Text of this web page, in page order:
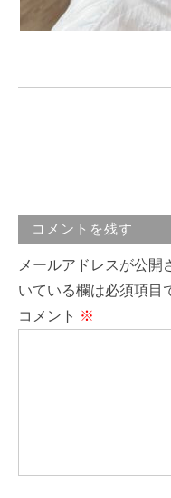
コメントを残す
メールアドレスが公開
いている欄は必須項目
コメント ※